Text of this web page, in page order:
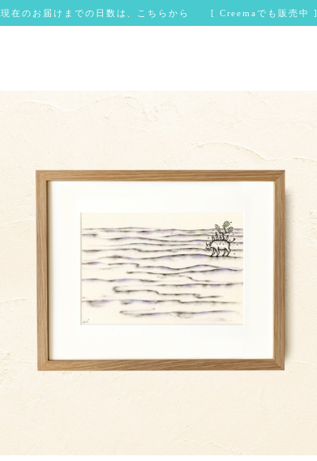
現在のお届けまでの日数は、こちらから [ Creemaでも販売中 ]